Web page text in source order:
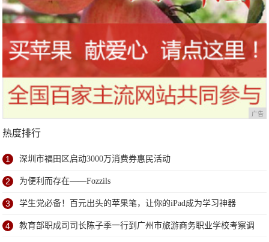
广告
热度排行
1 深圳市福田区启动3000万消费券惠民活动
2 为便利而存在——Fozzils
3 学生党必备！百元出头的苹果笔，让你的iPad成为学习神器
4 教育部职成司司长陈子季一行到广州市旅游商务职业学校考察调